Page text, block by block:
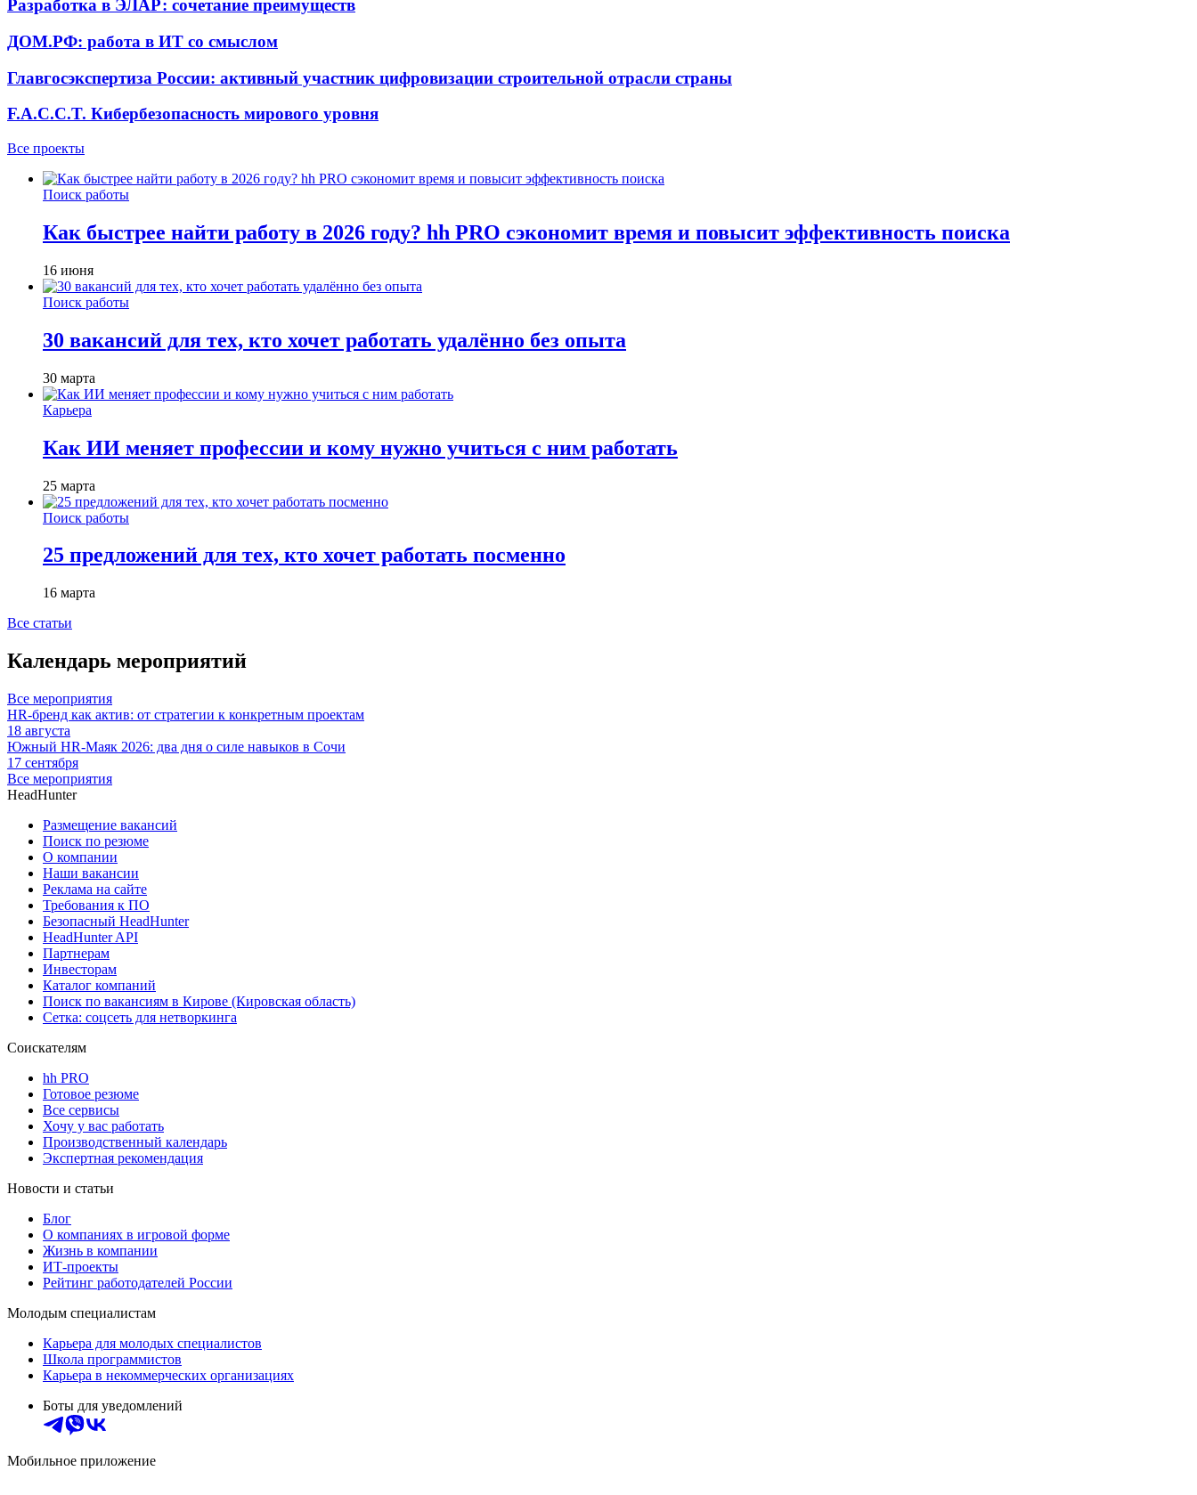
Разработка в ЭЛАР: сочетание преимуществ
ДОМ.РФ: работа в ИТ со смыслом
Главгосэкспертиза России: активный участник цифровизации строительной отрасли страны
F.A.C.C.T. Кибербезопасность мирового уровня
Все проекты
Поиск работы
Как быстрее найти работу в 2026 году? hh PRO сэкономит время и повысит эффективность поиска
16 июня
Поиск работы
30 вакансий для тех, кто хочет работать удалённо без опыта
30 марта
Карьера
Как ИИ меняет профессии и кому нужно учиться с ним работать
25 марта
Поиск работы
25 предложений для тех, кто хочет работать посменно
16 марта
Все статьи
Календарь мероприятий
Все мероприятия
HR-бренд как актив: от стратегии к конкретным проектам
18 августа
Южный HR-Маяк 2026: два дня о силе навыков в Сочи
17 сентября
Все мероприятия
HeadHunter
Размещение вакансий
Поиск по резюме
О компании
Наши вакансии
Реклама на сайте
Требования к ПО
Безопасный HeadHunter
HeadHunter API
Партнерам
Инвесторам
Каталог компаний
Поиск по вакансиям в Кирове (Кировская область)
Сетка: соцсеть для нетворкинга
Соискателям
hh PRO
Готовое резюме
Все сервисы
Хочу у вас работать
Производственный календарь
Экспертная рекомендация
Новости и статьи
Блог
О компаниях в игровой форме
Жизнь в компании
ИТ-проекты
Рейтинг работодателей России
Молодым специалистам
Карьера для молодых специалистов
Школа программистов
Карьера в некоммерческих организациях
Боты для уведомлений
Мобильное приложение